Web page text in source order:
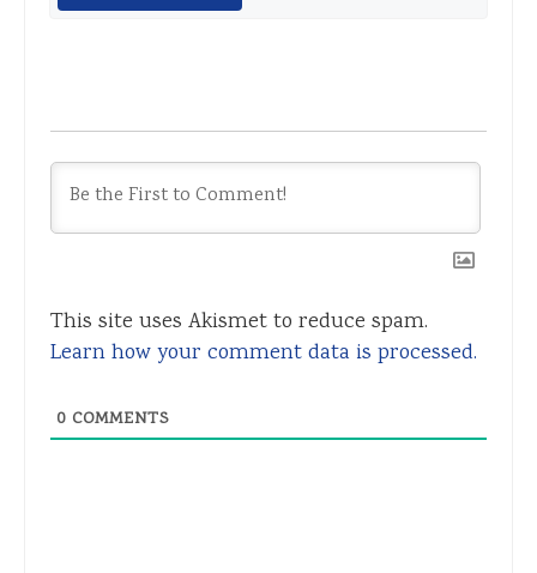
This site uses Akismet to reduce spam.
Learn how your comment data is processed.
0 COMMENTS